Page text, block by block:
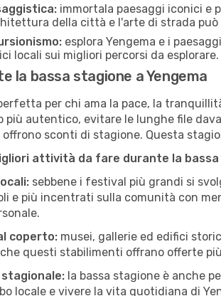
immortala paesaggi iconici e
della città e l'arte di strada
esplora Yengema e i
locali sui migliori percorsi da esplorare.
la bassa stagione a Yengema
per chi ama la pace, la
più autentico, evitare le lunghe file
offrono sconti di stagione. Questa
attività da fare durante la
sebbene i festival più grandi si
e più incentrati sulla comunità con
coperto: musei, gallerie ed edifici
questi stabilimenti offrano offerte
stagionale: la bassa stagione è anche
locale e vivere la vita quotidiana di